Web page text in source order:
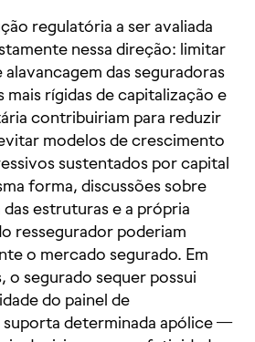
regulatória a ser avaliada
nessa direção: limitar
das seguradoras
mais rígidas de capitalização e
contribuiriam para reduzir
modelos de crescimento
sustentados por capital
forma, discussões sobre
estruturas e a própria
ressegurador poderiam
o mercado segurado. Em
o segurado sequer possui
do painel de
suporta determinada apólice —